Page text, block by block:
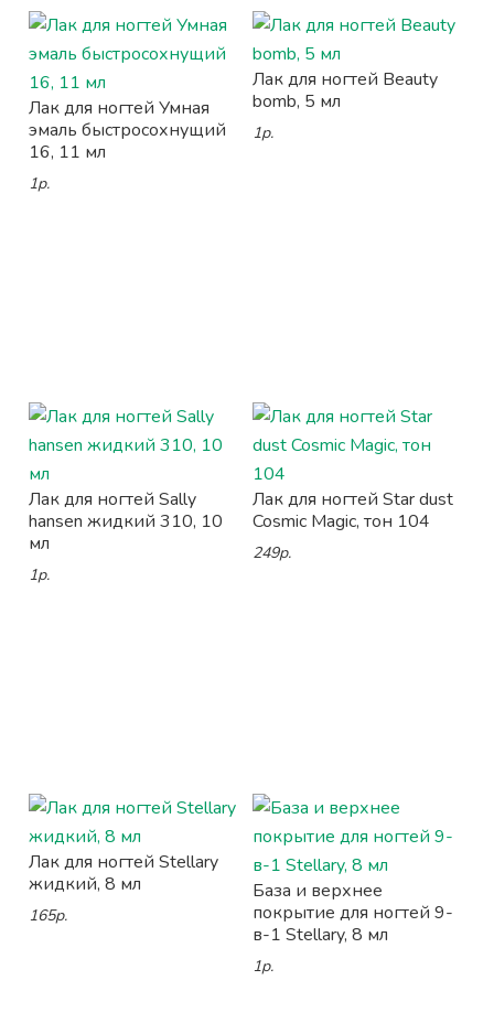
Лак для ногтей Умная
эмаль быстросохнущий
16, 11 мл
1р.
Лак для ногтей Beauty
bomb, 5 мл
1р.
Лак для ногтей Sally
hansen жидкий 310, 10
мл
1р.
Лак для ногтей Star dust
Cosmic Magic, тон 104
249р.
Лак для ногтей Stellary
жидкий, 8 мл
165р.
База и верхнее
покрытие для ногтей 9-
в-1 Stellary, 8 мл
1р.